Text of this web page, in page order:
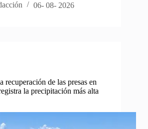
06- 08- 2026
recuperación de las presas en
la precipitación más alta